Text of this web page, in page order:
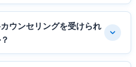
ウンセリングを受けられ